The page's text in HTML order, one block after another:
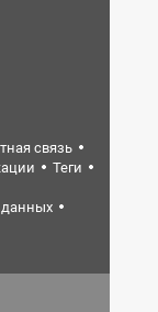
связь
Теги
данных